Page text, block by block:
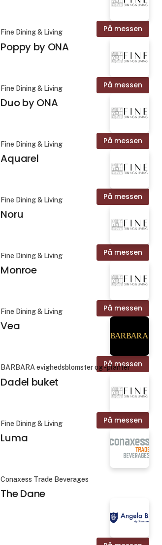
På messen
Fine Dining & Living
Poppy by ONA
På messen
Fine Dining & Living
Duo by ONA
På messen
Fine Dining & Living
Aquarel
På messen
Fine Dining & Living
Noru
På messen
Fine Dining & Living
Monroe
På messen
Fine Dining & Living
Vea
På messen
BARBARA evighedsblomster og -planter
Dadel buket
På messen
Fine Dining & Living
Luma
Conaxess Trade Beverages
The Dane